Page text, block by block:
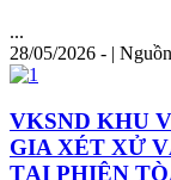
...
28/05/2026 - |
VKSND KHU
GIA XÉT XỬ
TẠI PHIÊN